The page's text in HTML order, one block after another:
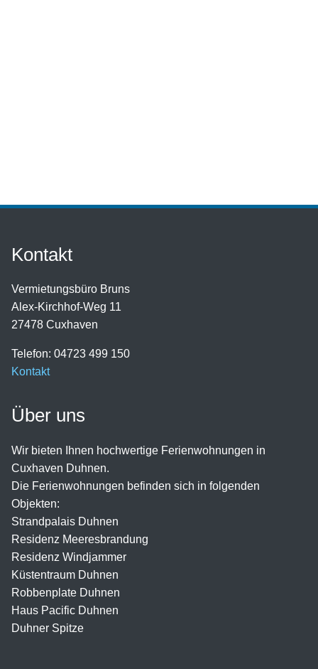
Kontakt
Vermietungsbüro Bruns
Alex-Kirchhof-Weg 11
27478 Cuxhaven
Telefon: 04723 499 150
Kontakt
Über uns
Wir bieten Ihnen hochwertige Ferienwohnungen in
Cuxhaven Duhnen.
Die Ferienwohnungen befinden sich in folgenden
Objekten:
Strandpalais Duhnen
Residenz Meeresbrandung
Residenz Windjammer
Küstentraum Duhnen
Robbenplate Duhnen
Haus Pacific Duhnen
Duhner Spitze